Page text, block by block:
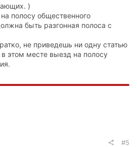
)
полосу общественного
быть разгонная полоса с
не приведешь ни одну статью
месте выезд на полосу
#5